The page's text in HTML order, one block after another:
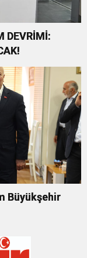
DEVRİMİ:
Büyükşehir